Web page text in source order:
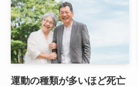
運動の種類が多いほど死亡